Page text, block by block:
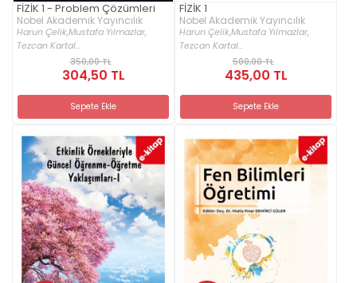
FİZİK 1 - Problem Çözümleri
Nobel Akademik Yayıncılık
Harun Çelik,Mustafa Yılmazlar,
Tezcan Kartal...
350,00 TL
304,50 TL
Sepete Ekle
FİZİK 1
Nobel Akademik Yayıncılık
Harun Çelik,Mustafa Yılmazlar,
Tezcan Kartal...
500,00 TL
435,00 TL
Sepete Ekle